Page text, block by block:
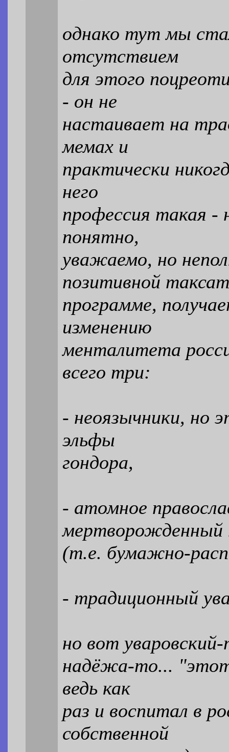
однако тут мы
отсутствием
для этого
- он не
настаивает на
мемах и
практически
него
профессия такая -
понятно,
уважаемо, но
позитивной
программе,
изменению
менталитета
всего три:
- неоязычники, но
эльфы
гондора,
- атомное
мертворожденный
(т.е. бумажно-
- традиционный
но вот
надёжа-то... "этот
ведь как
раз и воспитал в
собственной